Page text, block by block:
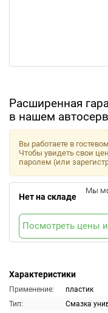
Расширенная
в нашем
Характеристики
Применение:
пластик
Тип:
Смазка
Вы работаете в
Чтобы увидеть свои
паролем (или
Нет на складе
Мы
Посмотреть цены